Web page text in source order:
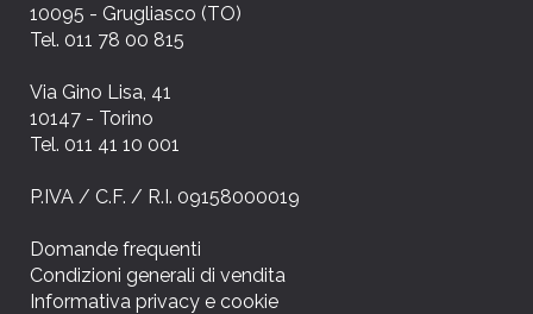
10095 - Grugliasco (TO)
Tel. 011 78 00 815
Via Gino Lisa, 41
10147 - Torino
Tel. 011 41 10 001
P.IVA / C.F. / R.I. 09158000019
Domande frequenti
Condizioni generali di vendita
Informativa privacy e cookie